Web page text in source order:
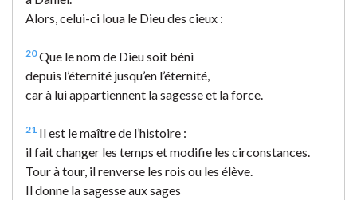
Alors, celui-ci loua le Dieu des cieux :
20Que le nom de Dieu soit béni
depuis l’éternité jusqu’en l’éternité,
car à lui appartiennent la sagesse et la force.
21 Il est le maître de l’histoire :
il fait changer les temps et modifie les circonstances.
Tour à tour, il renverse les rois ou les élève.
Il donne la sagesse aux sages